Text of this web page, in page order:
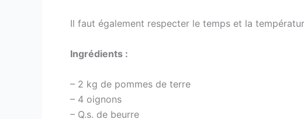
Il faut également respecter le temps et la
Ingrédients :
– 2 kg de pommes de terre
– 4 oignons
– Q.s. de beurre